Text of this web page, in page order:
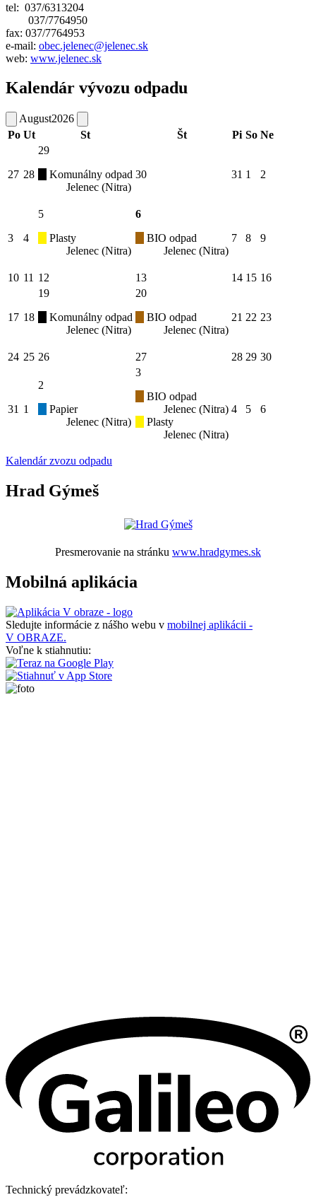
tel: 037/6313204
037/7764950
fax: 037/7764953
e-mail: obec.jelenec@jelenec.sk
web: www.jelenec.sk
Kalendár vývozu odpadu
August2026
Po Ut St Št Pi So Ne
27 28
29
Komunálny odpad
Jelenec (Nitra)
30 31 1 2
3 4
5
Plasty
Jelenec (Nitra)
6
BIO odpad
Jelenec (Nitra)
7 8 9
10 11 12 13 14 15 16
17 18
19
Komunálny odpad
Jelenec (Nitra)
20
BIO odpad
Jelenec (Nitra)
21 22 23
24 25 26 27 28 29 30
31 1
2
Papier
Jelenec (Nitra)
3
BIO odpad
Jelenec (Nitra)
Plasty
Jelenec (Nitra)
4 5 6
Kalendár zvozu odpadu
Hrad Gýmeš
Presmerovanie na stránku www.hradgymes.sk
Mobilná aplikácia
Sledujte informácie z nášho webu v mobilnej aplikácii -
V OBRAZE.
Voľne k stiahnutiu:
Technický prevádzkovateľ: